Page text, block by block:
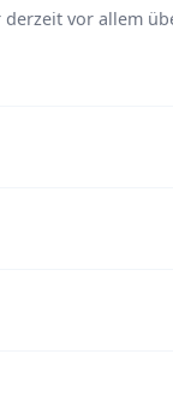
vor allem